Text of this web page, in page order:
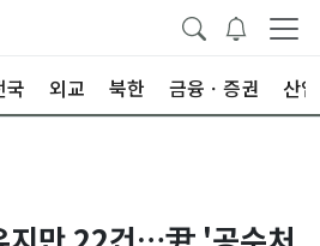
국 외교 북한 금융ㆍ증권 산업